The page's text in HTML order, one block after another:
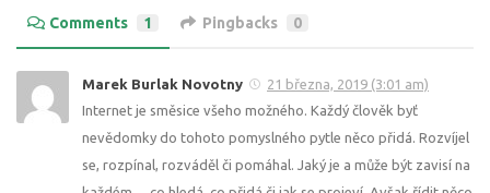
Comments 1 Pingbacks 0
Marek Burlak Novotny
21 března, 2019 (3:01 am)
Internet je směsice všeho možného. Každý člověk byť
nevědomky do tohoto pomyslného pytle něco přidá. Rozvíjel
se, rozpínal, rozváděl či pomáhal. Jaký je a může být zavisí na